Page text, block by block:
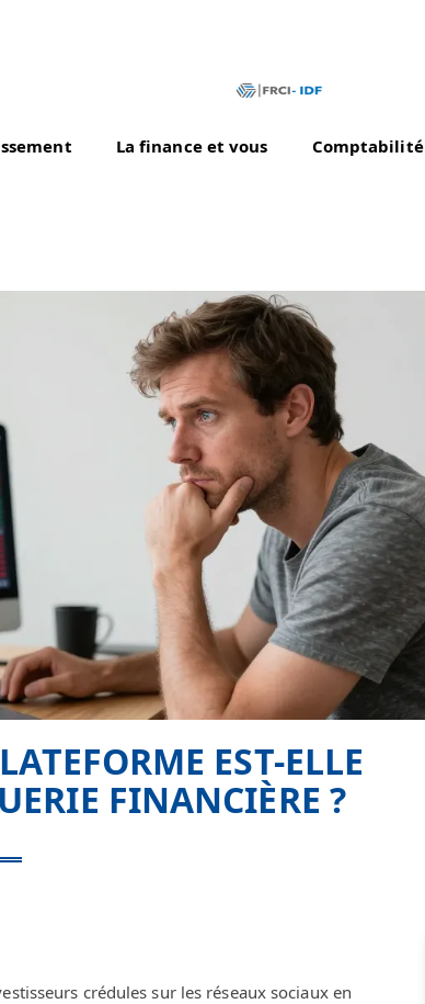
La finance et vous Comptabilité
EST-ELLE
FINANCIÈRE ?
crédules sur les réseaux sociaux en